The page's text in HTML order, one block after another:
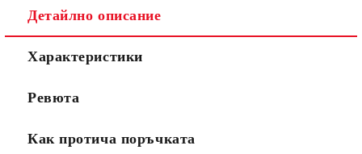
Детайлно описание
Характеристики
Ревюта
Как протича поръчката